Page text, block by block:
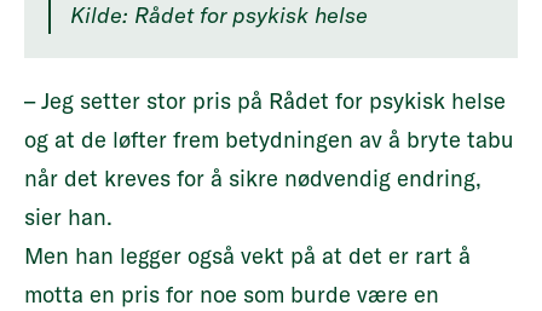
Kilde: Rådet for psykisk helse
– Jeg setter stor pris på Rådet for psykisk helse
og at de løfter frem betydningen av å bryte tabu
når det kreves for å sikre nødvendig endring,
sier han.
Men han legger også vekt på at det er rart å
motta en pris for noe som burde være en